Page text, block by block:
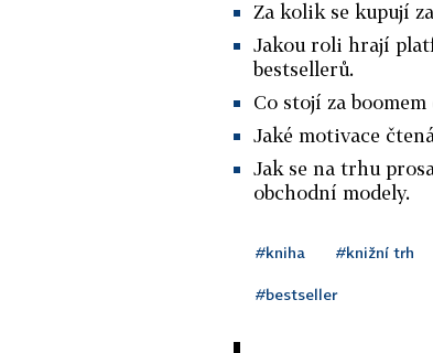
Za kolik se kupují
Jakou roli hrají
bestsellerů.
Co stojí za
Jaké motivace
Jak se na trhu
obchodní modely.
#kniha #knižní trh
#bestseller